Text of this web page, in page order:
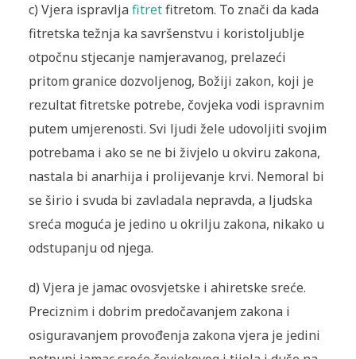
c) Vjera ispravljafitretfitretom. To znači da kada
fitretska težnja ka savršenstvu i koristoljublje
otpočnu stjecanje namjeravanog, prelazeći
pritom granice dozvoljenog, Božiji zakon, koji je
rezultat fitretske potrebe, čovjeka vodi is­pravnim
putem umjerenosti. Svi ljudi žele udovoljiti svojim
potrebama i ako se ne bi živjelo u okviru zakona,
nastala bi anarhija i prolijevanje krvi. Nemoral bi
se širio i svuda bi zavladala nepravda, a ljudska
sreća moguća je jedino u ok­rilju zakona, nikako u
odstupanju od njega.
d) Vjera je jamac ovosvjetske i ahiretske sreće.
Preciznim i do­brim predočavanjem zakona i
osiguravanjem provođenja zakona vjera je jedini